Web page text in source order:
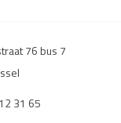
76 bus 7
31 65